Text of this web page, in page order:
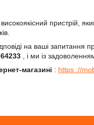
пристрій,
на ваші запитання
, і ми із
магазині : https ://